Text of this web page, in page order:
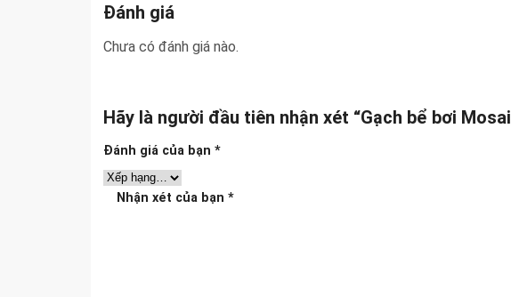
Đánh giá
Chưa có đánh giá nào.
Hãy là người đầu tiên nhận xét “Gạch bể bơi
Đánh giá của bạn *
Nhận xét của bạn *